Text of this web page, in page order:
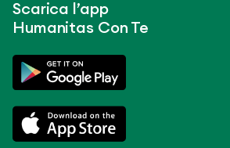
Scarica l’app
Humanitas Con Te